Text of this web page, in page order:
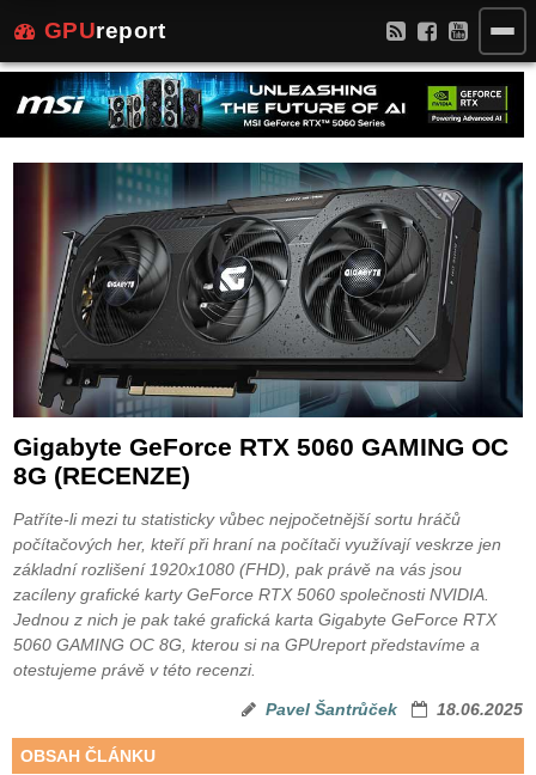
GPUreport
Gigabyte GeForce RTX 5060 GAMING OC
8G (RECENZE)
Patříte-li mezi tu statisticky vůbec nejpočetnější sortu hráčů
počítačových her, kteří při hraní na počítači využívají veskrze jen
základní rozlišení 1920x1080 (FHD), pak právě na vás jsou
zacíleny grafické karty GeForce RTX 5060 společnosti NVIDIA.
Jednou z nich je pak také grafická karta Gigabyte GeForce RTX
5060 GAMING OC 8G, kterou si na GPUreport představíme a
otestujeme právě v této recenzi.
Pavel Šantrůček 18.06.2025
OBSAH ČLÁNKU